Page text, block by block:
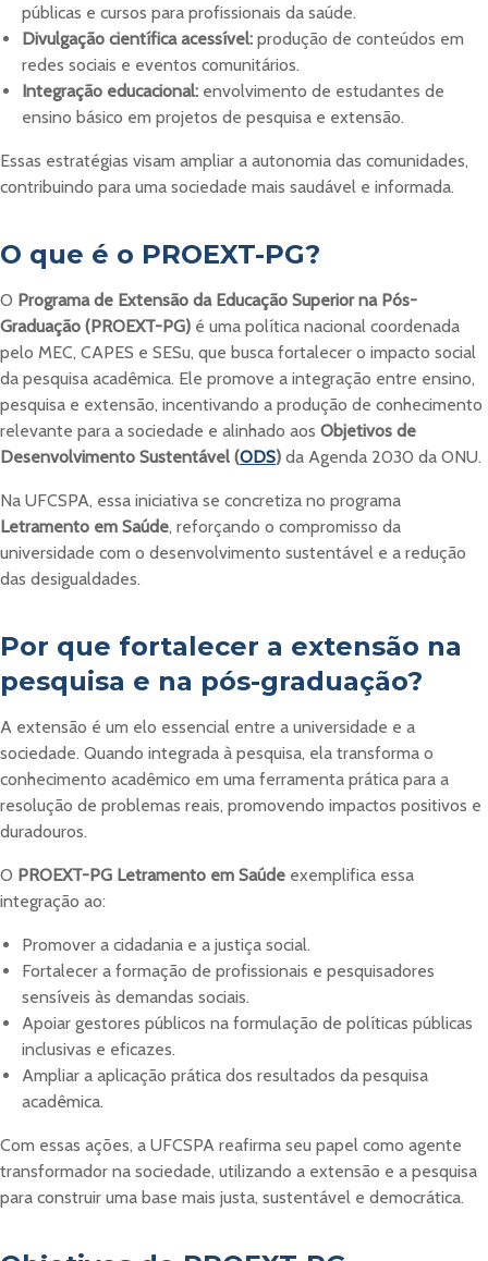
públicas e cursos para profissionais da saúde.
Divulgação científica acessível: produção de conteúdos em
redes sociais e eventos comunitários.
Integração educacional: envolvimento de estudantes de
ensino básico em projetos de pesquisa e extensão.
Essas estratégias visam ampliar a autonomia das comunidades,
contribuindo para uma sociedade mais saudável e informada.
O que é o PROEXT-PG?
O Programa de Extensão da Educação Superior na Pós-
Graduação (PROEXT-PG) é uma política nacional coordenada
pelo MEC, CAPES e SESu, que busca fortalecer o impacto social
da pesquisa acadêmica. Ele promove a integração entre ensino,
pesquisa e extensão, incentivando a produção de conhecimento
relevante para a sociedade e alinhado aos Objetivos de
Desenvolvimento Sustentável (ODS) da Agenda 2030 da ONU.
Na UFCSPA, essa iniciativa se concretiza no programa
Letramento em Saúde, reforçando o compromisso da
universidade com o desenvolvimento sustentável e a redução
das desigualdades.
Por que fortalecer a extensão na
pesquisa e na pós-graduação?
A extensão é um elo essencial entre a universidade e a
sociedade. Quando integrada à pesquisa, ela transforma o
conhecimento acadêmico em uma ferramenta prática para a
resolução de problemas reais, promovendo impactos positivos e
duradouros.
O PROEXT-PG Letramento em Saúde exemplifica essa
integração ao:
Promover a cidadania e a justiça social.
Fortalecer a formação de profissionais e pesquisadores
sensíveis às demandas sociais.
Apoiar gestores públicos na formulação de políticas públicas
inclusivas e eficazes.
Ampliar a aplicação prática dos resultados da pesquisa
acadêmica.
Com essas ações, a UFCSPA reafirma seu papel como agente
transformador na sociedade, utilizando a extensão e a pesquisa
para construir uma base mais justa, sustentável e democrática.